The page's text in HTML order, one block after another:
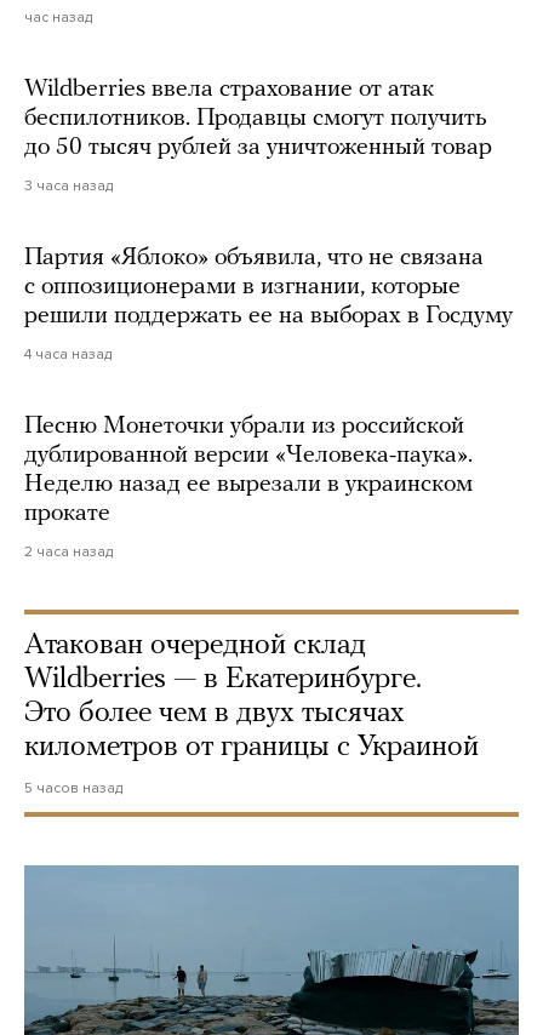
час назад
Wildberries ввела страхование от атак
беспилотников. Продавцы смогут получить
до 50 тысяч рублей за уничтоженный товар
3 часа назад
Партия «Яблоко» объявила, что не связана
с оппозиционерами в изгнании, которые
решили поддержать ее на выборах в Госдуму
4 часа назад
Песню Монеточки убрали из российской
дублированной версии «Человека-паука».
Неделю назад ее вырезали в украинском
прокате
2 часа назад
Атакован очередной склад
Wildberries — в Екатеринбурге.
Это более чем в двух тысячах
километров от границы с Украиной
5 часов назад